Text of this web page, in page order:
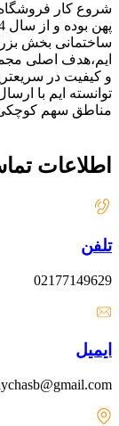
ساختمانی بخش
ایم،هدف اصلی
و کیفیت در
توانسته ایم با
مناطق سهم کوچکی
اطلاعات
تلفن
02177149629
ایمیل